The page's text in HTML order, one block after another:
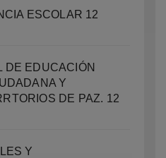
ESCOLAR 12
DE EDUCACIÓN
Y
DE PAZ. 12
Y